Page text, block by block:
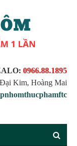
0966.88.1895
Kim, Hoàng Mai